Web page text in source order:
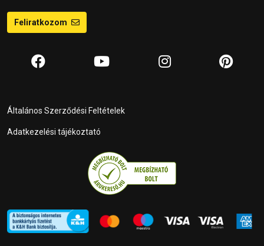
Feliratkozom
Általános Szerződési Feltételek
Adatkezelési tájékoztató